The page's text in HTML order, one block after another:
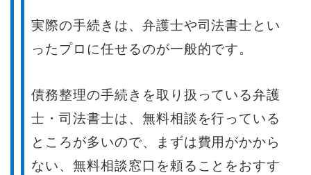
実際の手続きは、弁護士や司法書士とい
ったプロに任せるのが一般的です。
債務整理の手続きを取り扱っている弁護
士・司法書士は、無料相談を行っている
ところが多いので、まずは費用がかから
ない、無料相談窓口を頼ることをおすす